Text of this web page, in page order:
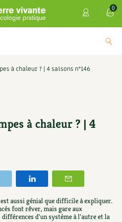
0
amis
à chaleur ? | 4 saisons n°146
à chaleur ? | 4
aussi génial que difficile à expliquer.
font rêver, mais gare aux
d'un système à l'autre et la
9,90